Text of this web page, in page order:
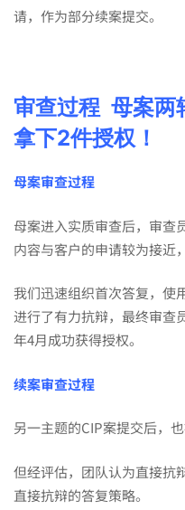
请，作为部分续案提交。
审查过程 母案两
拿下2件授权！
母案审查过程
母案进入实质审查后，审查
内容与客户的申请较为接近
我们迅速组织首次答复，使
进行了有力抗辩，最终审查
年4月成功获得授权。
续案审查过程
另一主题的CIP案提交后，也
但经评估，团队认为直接抗
直接抗辩的答复策略。